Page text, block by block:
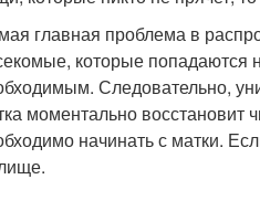
главная проблема в
которые попадаются
Следовательно,
моментально восстановит
начинать с матки.